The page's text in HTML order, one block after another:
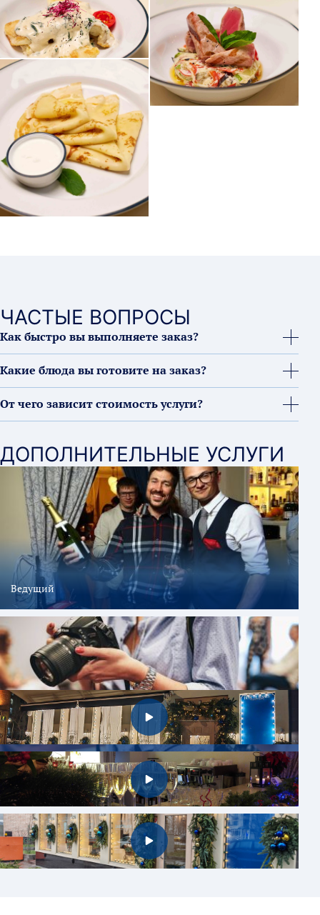
ЧАСТЫЕ ВОПРОСЫ
Как быстро вы выполняете заказ?
Какие блюда вы готовите на заказ?
От чего зависит стоимость услуги?
ДОПОЛНИТЕЛЬНЫЕ УСЛУГИ
Ведущий
Фотограф
ВИДЕО РЕСТОРАНА